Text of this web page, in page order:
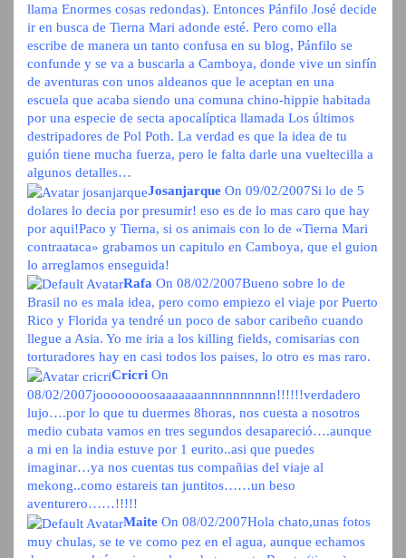
llama Enormes cosas redondas). Entonces Pánfilo José decide
ir en busca de Tierna Mari adonde esté. Pero como ella
escribe de manera un tanto confusa en su blog, Pánfilo se
confunde y se va a buscarla a Camboya, donde vive un sinfín
de aventuras con unos aldeanos que le aceptan en una
escuela que acaba siendo una comuna chino-hippie habitada
por una especie de secta apocalíptica llamada Los últimos
destripadores de Pol Poth. La verdad es que la idea de tu
guión tiene mucha fuerza, pero le falta darle una vueltecilla a
algunos detalles…
Josanjarque On 09/02/2007Si lo de 5
dolares lo decia por presumir! eso es de lo mas caro que hay
por aqui!Paco y Tierna, si os animais con lo de «Tierna Mari
contraataca» grabamos un capitulo en Camboya, que el guion
lo arreglamos enseguida!
Rafa On 08/02/2007Bueno sobre lo de
Brasil no es mala idea, pero como empiezo el viaje por Puerto
Rico y Florida ya tendré un poco de sabor caribeño cuando
llegue a Asia. Yo me iria a los killing fields, comisarias con
torturadores hay en casi todos los paises, lo otro es mas raro.
Cricri On
08/02/2007joooooooosaaaaaaannnnnnnnnn!!!!!!verdadero
lujo….por lo que tu duermes 8horas, nos cuesta a nosotros
medio cubata vamos en tres segundos desapareció….aunque
a mi en la india estuve por 1 eurito..asi que puedes
imaginar…ya nos cuentas tus compañias del viaje al
mekong..como estareis tan juntitos……un beso
aventurero……!!!!!
Maite On 08/02/2007Hola chato,unas fotos
muy chulas, se te ve como pez en el agua, aunque echamos